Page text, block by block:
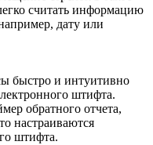
считать информацию
дату или
быстро и интуитивно
штифта.
обратного отчета,
настраиваются
штифта.